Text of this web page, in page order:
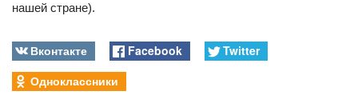
нашей стране).
Вконтакте Facebook
Twitter
Одноклассники